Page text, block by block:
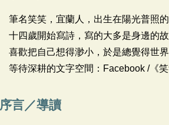
筆名笑笑，宜蘭人，出生在陽光普照
十四歲開始寫詩，寫的大多是身邊的
喜歡把自己想得渺小，於是總覺得世
等待深耕的文字空間：Facebook /《笑
序言／導讀